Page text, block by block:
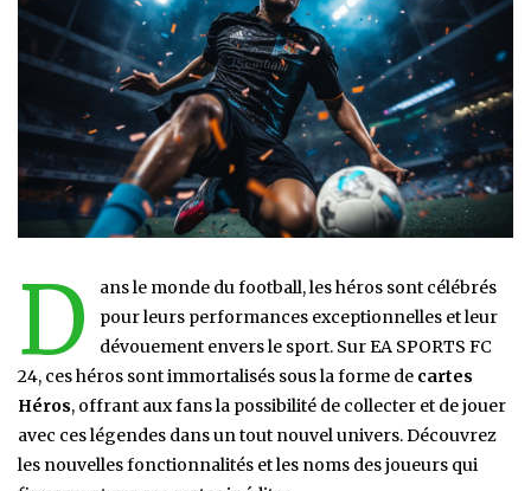
D
ans le monde du football, les héros sont célébrés
pour leurs performances exceptionnelles et leur
dévouement envers le sport. Sur EA SPORTS FC
24, ces héros sont immortalisés sous la forme de cartes
Héros, offrant aux fans la possibilité de collecter et de jouer
avec ces légendes dans un tout nouvel univers. Découvrez
les nouvelles fonctionnalités et les noms des joueurs qui